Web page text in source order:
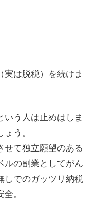
は脱税）を続けま
う人は止めはしま
う。
て独立願望のある
ルの副業としてがん
しでのガッツリ納税
。